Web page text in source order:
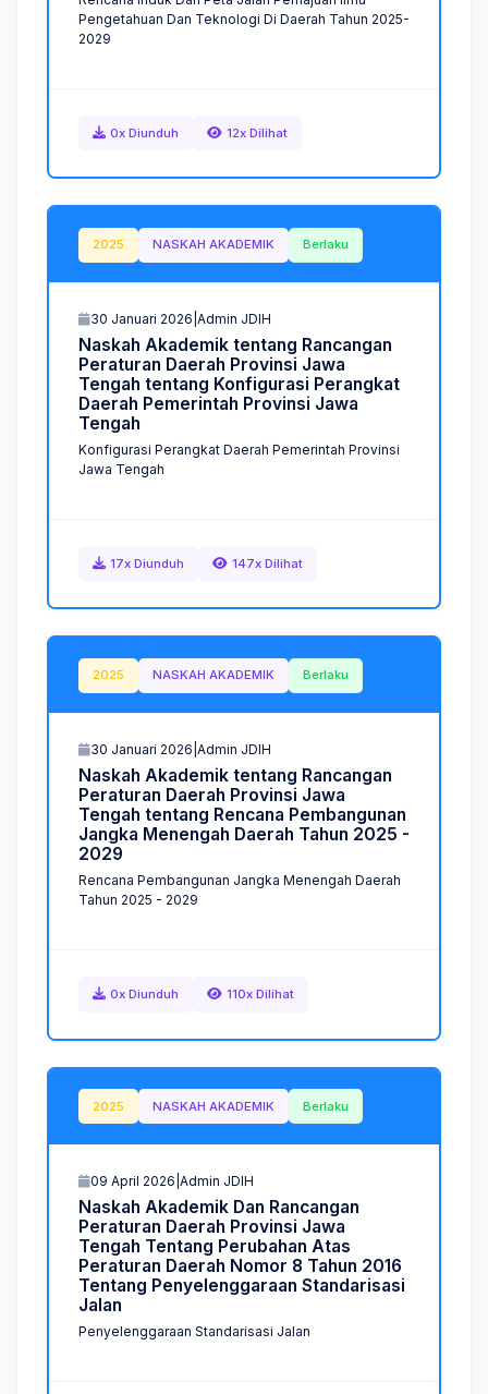
Pengetahuan Dan Teknologi Di Daerah Tahun 2025-
2029
0x Diunduh 12x Dilihat
2025 NASKAH AKADEMIK Berlaku
30 Januari 2026 Admin JDIH
Naskah Akademik tentang Rancangan
Peraturan Daerah Provinsi Jawa
Tengah tentang Konfigurasi Perangkat
Daerah Pemerintah Provinsi Jawa
Tengah
Konfigurasi Perangkat Daerah Pemerintah Provinsi
Jawa Tengah
17x Diunduh 147x Dilihat
2025 NASKAH AKADEMIK Berlaku
30 Januari 2026 Admin JDIH
N as ka h Akad emi k tentang Rancangan
Peraturan Daera h Provinsi Jawa
Tenga h tentang Rencana Pem bangunan
Jang ka M enenga h Daera h Ta hun 2025 -
2029
Rencana Pembangunan Jangka Menengah Daerah
Tahun 2025 - 2029
0x Diunduh 110x Dilihat
2025 NASKAH AKADEMIK Berlaku
09 April 2026 Admin JDIH
Naskah Akademik Dan Rancangan
Peraturan Daerah Provinsi Jawa
Tengah Tentang Perubahan Atas
Peraturan Daerah Nomor 8 Tahun 2016
Tentang Penyelenggaraan Standarisasi
Jalan
Penyelenggaraan Standarisasi Jalan